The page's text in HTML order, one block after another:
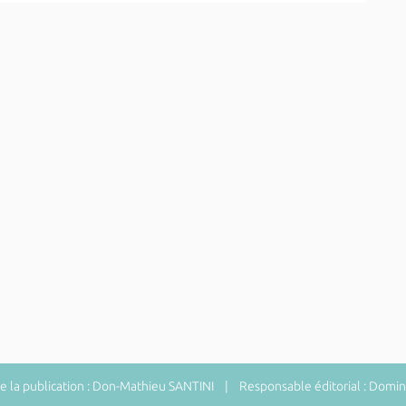
publication : Don-Mathieu SANTINI | Responsable éditorial :